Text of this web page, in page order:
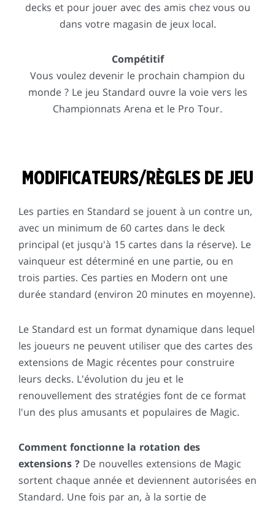
decks et pour jouer avec des amis chez vous ou
dans votre magasin de jeux local.
Compétitif
Vous voulez devenir le prochain champion du
monde ? Le jeu Standard ouvre la voie vers les
Championnats Arena et le Pro Tour.
MODIFICATEURS/RÈGLES DE JEU
Les parties en Standard se jouent à un contre un,
avec un minimum de 60 cartes dans le deck
principal (et jusqu'à 15 cartes dans la réserve). Le
vainqueur est déterminé en une partie, ou en
trois parties. Ces parties en Modern ont une
durée standard (environ 20 minutes en moyenne).
Le Standard est un format dynamique dans lequel
les joueurs ne peuvent utiliser que des cartes des
extensions de Magic récentes pour construire
leurs decks. L'évolution du jeu et le
renouvellement des stratégies font de ce format
l'un des plus amusants et populaires de Magic.
Comment fonctionne la rotation des
extensions ? De nouvelles extensions de Magic
sortent chaque année et deviennent autorisées en
Standard. Une fois par an, à la sortie de